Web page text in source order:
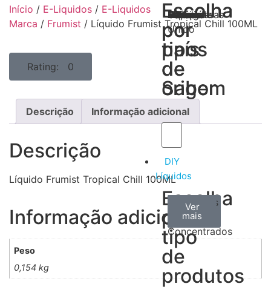
Escolha
por
tipos
de
Sabor
Tabaco
Frutas
Bebidas
Frescos
Sobremesas
Escolha
por
país
de
origem
Portugal
Alemanha
USA
Reino
Unido
Canadá
França
Malásia
Filipinas
Espanha
Polónia
Grécia
DIY
Líquidos
Escolha
por
tipo
de
produtos
Aromas
Concentrados
Ver
todos
Bases
Ver
mais
Accesorios
Ver
mais
Início / E-Liquidos / E-Liquidos
Marca / Frumist / Líquido Frumist Tropical Chill 100ML
Rating: 0
Descrição Informação adicional
Descrição
Líquido Frumist Tropical Chill 100ML
Informação adicional
Peso
0,154 kg